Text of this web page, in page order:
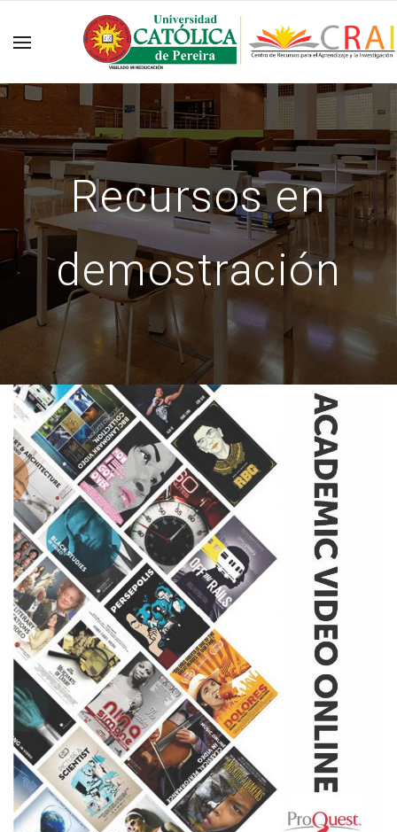
Recursos en
demostración